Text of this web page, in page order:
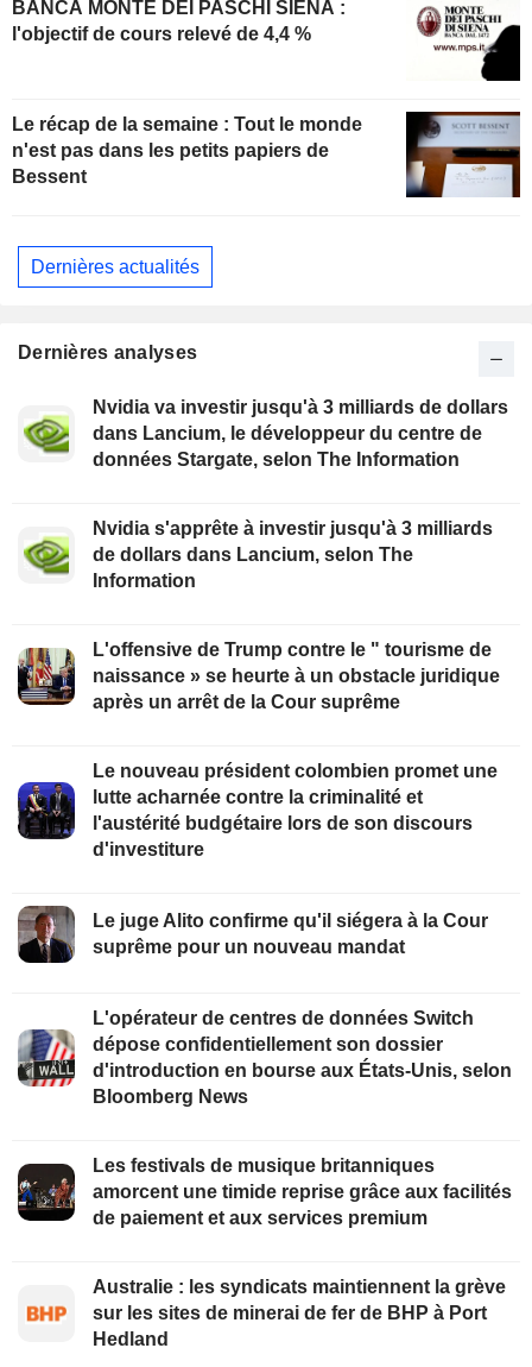
BANCA MONTE DEI PASCHI SIENA :
l'objectif de cours relevé de 4,4 %
Le récap de la semaine : Tout le monde
n'est pas dans les petits papiers de
Bessent
Dernières actualités
Dernières analyses
Nvidia va investir jusqu'à 3 milliards de dollars
dans Lancium, le développeur du centre de
données Stargate, selon The Information
Nvidia s'apprête à investir jusqu'à 3 milliards
de dollars dans Lancium, selon The
Information
L'offensive de Trump contre le " tourisme de
naissance » se heurte à un obstacle juridique
après un arrêt de la Cour suprême
Le nouveau président colombien promet une
lutte acharnée contre la criminalité et
l'austérité budgétaire lors de son discours
d'investiture
Le juge Alito confirme qu'il siégera à la Cour
suprême pour un nouveau mandat
L'opérateur de centres de données Switch
dépose confidentiellement son dossier
d'introduction en bourse aux États-Unis, selon
Bloomberg News
Les festivals de musique britanniques
amorcent une timide reprise grâce aux facilités
de paiement et aux services premium
Australie : les syndicats maintiennent la grève
sur les sites de minerai de fer de BHP à Port
Hedland